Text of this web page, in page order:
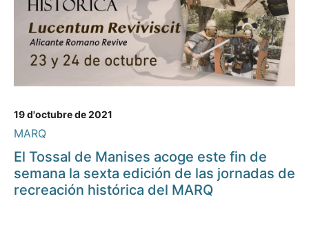
19 d'octubre de 2021
MARQ
El Tossal de Manises acoge este fin de
semana la sexta edición de las jornadas de
recreación histórica del MARQ